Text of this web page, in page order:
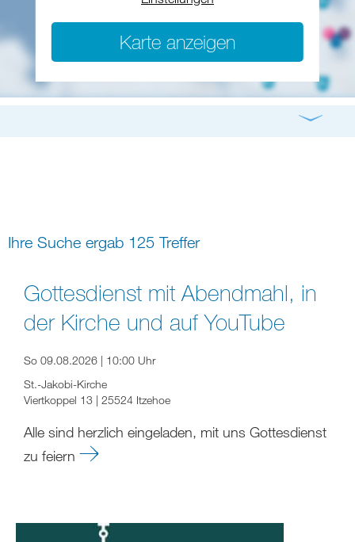
Karte anzeigen
Ihre Suche ergab 125 Treffer
Gottesdienst mit Abendmahl, in
der Kirche und auf YouTube
So 09.08.2026 | 10:00 Uhr
St.-Jakobi-Kirche
Viertkoppel 13 | 25524 Itzehoe
Alle sind herzlich eingeladen, mit uns Gottesdienst
zu feiern